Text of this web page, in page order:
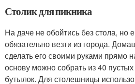
Столик для пикника
На даче не обойтись без стола, но
обязательно везти из города.
сделать его своими руками прямо
основу можно собрать из 40
бутылок. Для столешницы